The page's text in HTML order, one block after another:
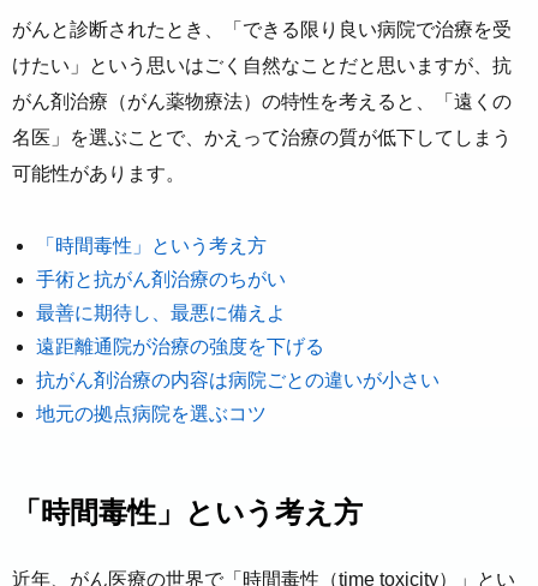
がんと診断されたとき、「できる限り良い病院で治療を受
けたい」という思いはごく自然なことだと思いますが、抗
がん剤治療（がん薬物療法）の特性を考えると、「遠くの
名医」を選ぶことで、かえって治療の質が低下してしまう
可能性があります。
「時間毒性」という考え方
手術と抗がん剤治療のちがい
最善に期待し、最悪に備えよ
遠距離通院が治療の強度を下げる
抗がん剤治療の内容は病院ごとの違いが小さい
地元の拠点病院を選ぶコツ
「時間毒性」という考え方
近年、がん医療の世界で「時間毒性（time toxicity）」とい